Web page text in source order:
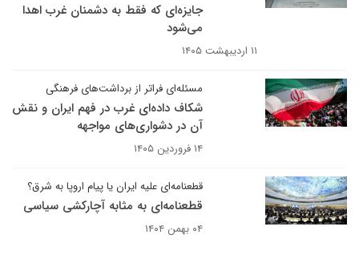
جایزه‌ای که فقط به دشمنان غرب اهدا
می‌شود
۱۱ اردیبهشت ۱۴۰۵
مسئله‌ای فراتر از برداشت‌های فرهنگی
شکاف داده‌ای غرب در فهم ایران و نقش
آن در دشواری‌های مواجهه
۱۴ فروردین ۱۴۰۵
قطعنامه‌ای علیه ایران یا پیام اروپا به شرق؟
قطعنامه‌ای به مثابه آچارکشی سیاسی
۰۴ بهمن ۱۴۰۴